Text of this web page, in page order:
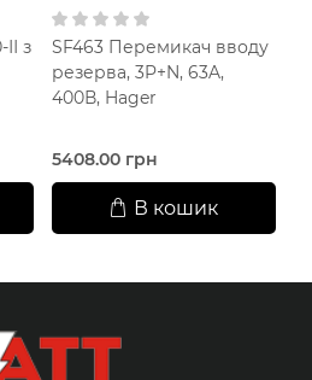
з
SF463 Перемикач вводу
резерва, 3P+N, 63A,
400В, Hager
5408.00 грн
В кошик